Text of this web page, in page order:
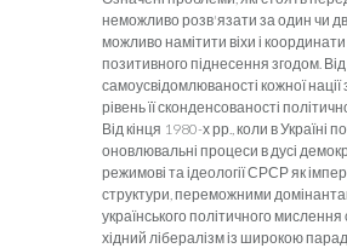
неможли­во розв'язати за один чи
можливо намітити віхи і
позитивного піднесення згодом. Від
самоусвідомлюваності кожної
рівень її сконденсова­ності
Від кінця 1980-х рр., коли в Укра­їні
оновлювальні процеси в дусі
режимові та ідеології СРСР як
структури, переможними
українського політичного
хідний лібералізм із широкою